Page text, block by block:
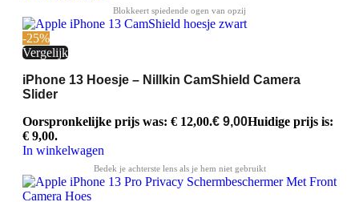
-25%
Vergelijk
iPhone 13 Hoesje – Nillkin CamShield Camera
Slider
Oorspronkelijke prijs was: € 12,00.€ 9,00Huidige prijs is:
€ 9,00.
In winkelwagen